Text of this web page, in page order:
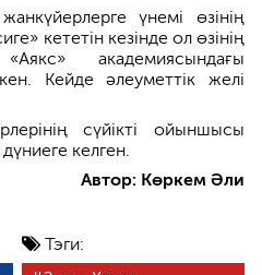
Тэги:
үнемі өзінің
кететін кезінде ол өзінің
академиясындағы
Кейде әлеуметтік желі
сүйікті ойыншысы
келген.
Автор: Көркем Әли